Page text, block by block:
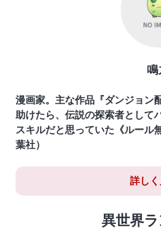
鳴
漫画家。主な作品『ダンジョン
助けたら、伝説の探索者として
スキルだと思っていた《ルール
葉社）
詳し
異世界